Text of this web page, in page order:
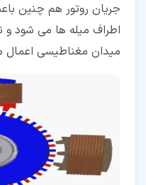
جریان روتور هم چنین
اطراف میله ها می شود و
میدان مغناطیسی